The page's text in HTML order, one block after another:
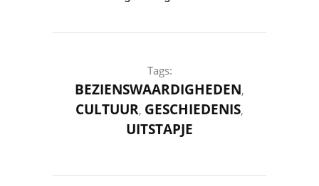
Tags:
BEZIENSWAARDIGHEDEN,
CULTUUR, GESCHIEDENIS,
UITSTAPJE